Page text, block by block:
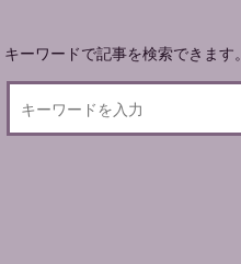
キーワードで記事を検索できます。